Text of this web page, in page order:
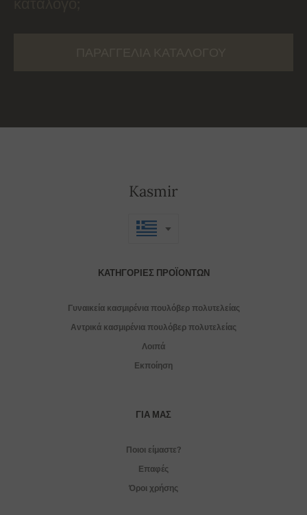
Kasmir
ΚΑΤΗΓΟΡΊΕΣ ΠΡΟΪΌΝΤΩΝ
Γυναικεία κασμιρένια πουλόβερ πολυτελείας
Αντρικά κασμιρένια πουλόβερ πολυτελείας
Λοιπά
Εκποίηση
ΓΙΑ ΜΑΣ
Ποιοι είμαστε?
Επαφές
Όροι χρήσης